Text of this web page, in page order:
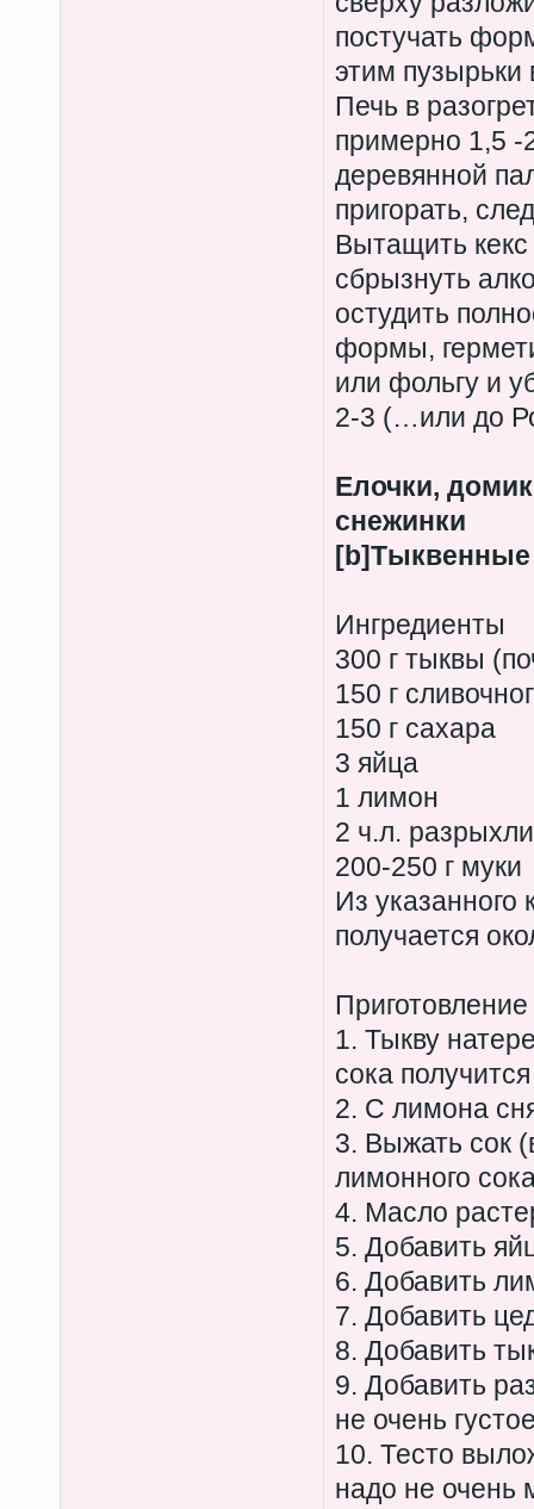
постучать
этим пузырьки
Печь в
примерно 1,5 -
деревянной
пригорать,
Вытащить кекс
сбрызнуть
остудить
формы,
или фольгу и
2-3 (…или до
Елочки,
снежинки
[b]Тыквенные
Ингредиенты
300 г тыквы
150 г
150 г сахара
3 яйца
1 лимон
2 ч.л.
200-250 г муки
Из указанного
получается
Приготовление
1. Тыкву
сока
2. С лимона
3. Выжать сок
лимонного
4. Масло
5. Добавить
6. Добавить
7. Добавить
8. Добавить
9. Добавить
не очень
10. Тесто
надо не очень